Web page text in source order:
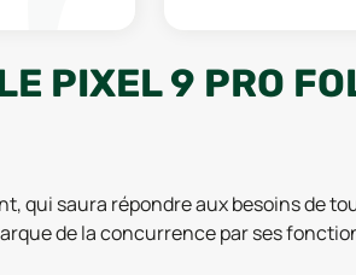
PIXEL 9 PRO
qui saura répondre aux besoins de
de la concurrence par ses